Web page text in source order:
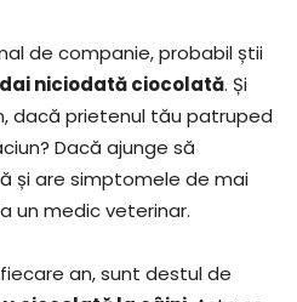
de companie, probabil știi
niciodată ciocolată. Și
dacă prietenul tău patruped
Dacă ajunge să
și are simptomele de mai
un medic veterinar.
an, sunt destul de